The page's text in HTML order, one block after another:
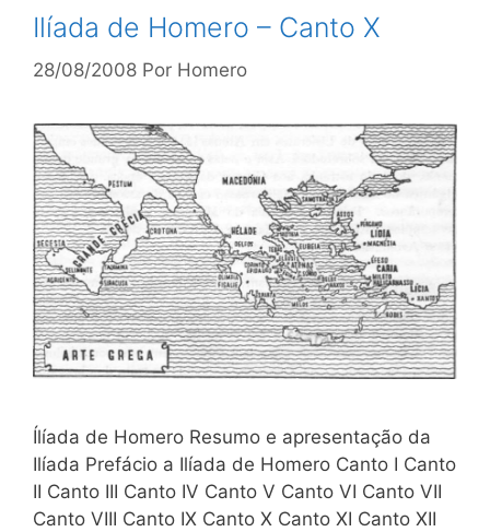
Ilíada de Homero – Canto X
28/08/2008 Por Homero
Ílíada de Homero Resumo e apresentação da
Ilíada Prefácio a Ilíada de Homero Canto I Canto
II Canto III Canto IV Canto V Canto VI Canto VII
Canto VIII Canto IX Canto X Canto XI Canto XII